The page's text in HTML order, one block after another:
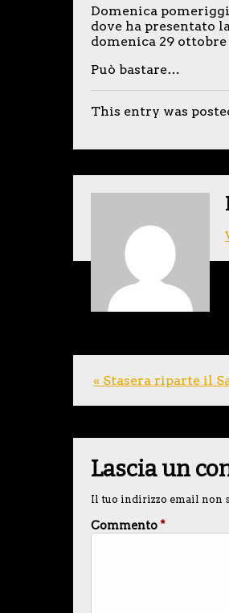
Domenica
dove ha presentato
domenica 29 ottobre
Può bastare…
This entry was
« Stasera riparte il
Lascia un
Il tuo indirizzo email non
Commento*